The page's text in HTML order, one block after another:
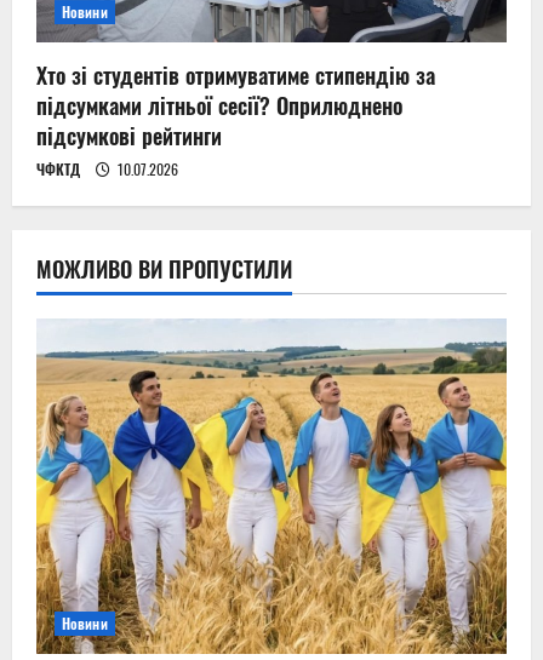
Новини
Хто зі студентів отримуватиме стипендію за
підсумками літньої сесії? Оприлюднено
підсумкові рейтинги
ЧФКТД 10.07.2026
МОЖЛИВО ВИ ПРОПУСТИЛИ
Новини